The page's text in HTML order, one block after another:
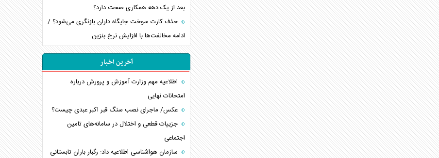
بعد از یک دهه همکاری صحت دارد؟
حذف کارت سوخت جایگاه داران بازنگری می‌شود؟ /
ادامه مخالفت‌ها با افزایش نرخ بنزین
آخرین اخبار
اطلاعیه مهم وزارت آموزش و پرورش درباره
امتحانات نهایی
عکس/ ماجرای نصب سنگ قبر اکبر عبدی چیست؟
جزییات قطعی و اختلال در سامانه‌های تامین
اجتماعی
سازمان هواشناسی اطلاعیه داد: رگبار باران تابستانی